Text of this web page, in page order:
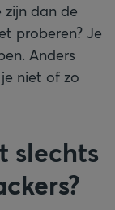
dan de
proberen? Je
Anders
niet of zo
slechts